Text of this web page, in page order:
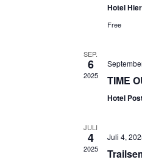
Hotel
Free
SEP.
6
2025 TIME
Hotel
JULI
4
2025
Juli 4,